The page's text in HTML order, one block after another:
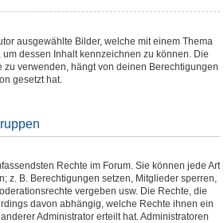
ausgewählte Bilder, welche mit einem Thema
dessen Inhalt kennzeichnen zu können. Die
zu verwenden, hängt von deinen Berechtigungen
gesetzt hat.
Rechte im Forum. Sie können jede Art
z. B. Berechtigungen setzen, Mitglieder sperren,
vergeben usw. Die Rechte, die
davon abhängig, welche Rechte ihnen ein
Administrator erteilt hat. Administratoren